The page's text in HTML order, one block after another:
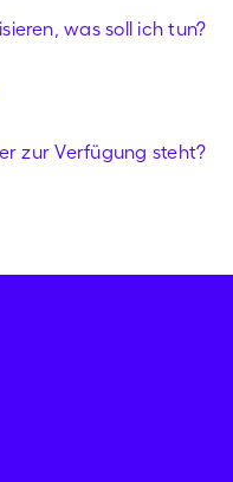
was soll ich tun?
zur Verfügung steht?